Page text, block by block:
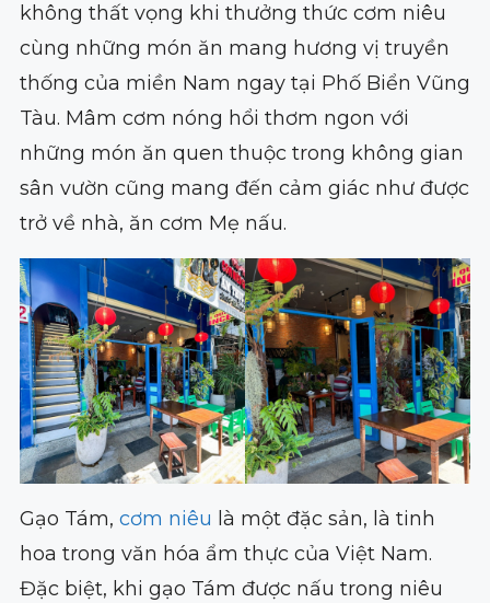
không thất vọng khi thưởng thức cơm niêu
cùng những món ăn mang hương vị truyền
thống của miền Nam ngay tại Phố Biển Vũng
Tàu. Mâm cơm nóng hổi thơm ngon với
những món ăn quen thuộc trong không gian
sân vườn cũng mang đến cảm giác như được
trở về nhà, ăn cơm Mẹ nấu.
Gạo Tám, cơm niêu là một đặc sản, là tinh
hoa trong văn hóa ẩm thực của Việt Nam.
Đặc biệt, khi gạo Tám được nấu trong niêu